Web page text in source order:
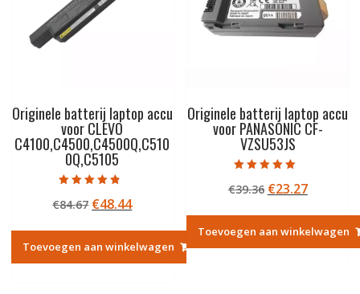
Originele batterij laptop accu
voor CLEVO
C4100,C4500,C4500Q,C510
0Q,C5105
4.50
uit 5
€84.67 Oorspronkelijke
was:
€84.67.
€48.44Huidige
is:
€48.44.
Toevoegen aan winkelwagen
Originele batterij laptop accu
voor PANASONIC CF-
VZSU53JS
5.00
uit 5
€39.36
was:
€39.36.
€23.27Huidige
is:
€23.27.
Toevoegen aan winkelwagen